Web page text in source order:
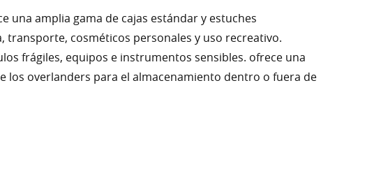
una amplia gama de cajas estándar y estuches
cosméticos personales y uso recreativo.
frágiles, equipos e instrumentos sensibles. ofrece una
los overlanders para el almacenamiento dentro o fuera de